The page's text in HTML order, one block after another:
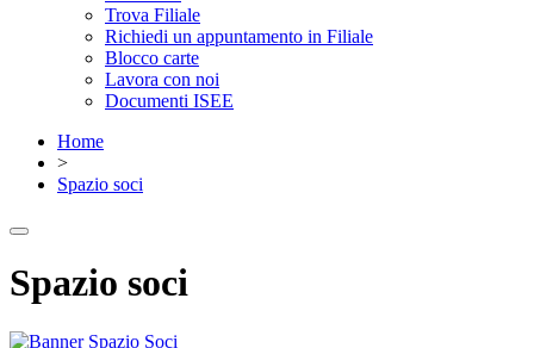
Trova Filiale
Richiedi un appuntamento in Filiale
Blocco carte
Lavora con noi
Documenti ISEE
Home
>
Spazio soci
Spazio soci